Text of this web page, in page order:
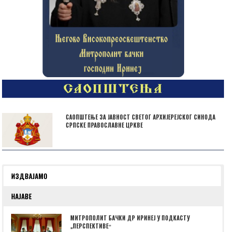
САОПШТЕЊЕ ЗА ЈАВНОСТ СВЕТОГ АРХИЈЕРЕЈСКОГ СИНОДА
СРПСКЕ ПРАВОСЛАВНЕ ЦРКВЕ
ИЗДВАЈАМО
НАЈАВЕ
МИТРОПОЛИТ БАЧКИ ДР ИРИНЕЈ У ПОДКАСТУ
„ПЕРСПЕКТИВЕˮ